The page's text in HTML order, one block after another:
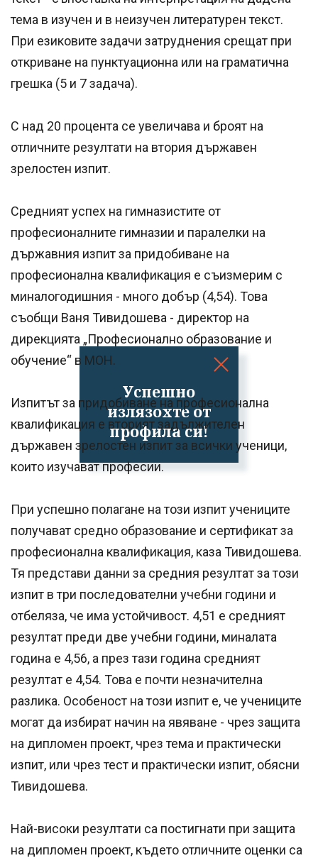
Успешно
излязохте от
профила си!
тема в изучен и в неизучен литературен текст.
При езиковите задачи затруднения срещат при
откриване на пунктуационна или на граматична
грешка (5 и 7 задача).
С над 20 процента се увеличава и броят на
отличните резултати на втория държавен
зрелостен изпит.
Средният успех на гимназистите от
професионалните гимназии и паралелки на
държавния изпит за придобиване на
професионална квалификация е съизмерим с
миналогодишния - много добър (4,54). Това
съобщи Ваня Тивидошева - директор на
дирекцията „Професионално образование и
обучение“ в МОН.
Изпитът за придобиване на професионална
квалификация е вторият задължителен
държавен зрелостен изпит за всички ученици,
които изучават професии.
При успешно полагане на този изпит учениците
получават средно образование и сертификат за
професионална квалификация, каза Тивидошева.
Тя представи данни за средния резултат за този
изпит в три последователни учебни години и
отбеляза, че има устойчивост. 4,51 е средният
резултат преди две учебни години, миналата
година е 4,56, а през тази година средният
резултат е 4,54. Това е почти незначителна
разлика. Особеност на този изпит е, че учениците
могат да избират начин на явяване - чрез защита
на дипломен проект, чрез тема и практически
изпит, или чрез тест и практически изпит, обясни
Тивидошева.
Най-високи резултати са постигнати при защита
на дипломен проект, където отличните оценки са